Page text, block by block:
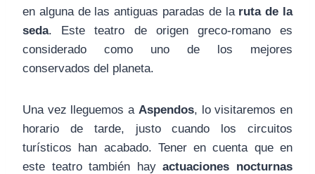
en alguna de las antiguas paradas de la ruta de la
seda. Este teatro de origen greco-romano es
considerado como uno de los mejores
conservados del planeta.
Una vez lleguemos a Aspendos, lo visitaremos en
horario de tarde, justo cuando los circuitos
turísticos han acabado. Tener en cuenta que en
este teatro también hayactuaciones nocturnas